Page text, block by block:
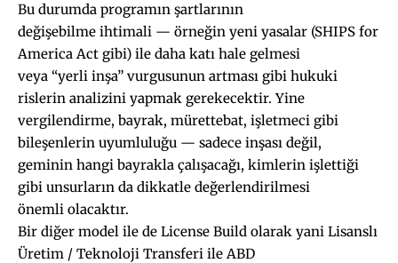
Bu durumda programın şartlarının
değişebilme ihtimali — örneğin yeni yasalar (SHIPS for
America Act gibi) ile daha katı hale gelmesi
veya “yerli inşa” vurgusunun artması gibi hukuki
rislerin analizini yapmak gerekecektir. Yine
vergilendirme, bayrak, mürettebat, işletmeci gibi
bileşenlerin uyumluluğu — sadece inşası değil,
geminin hangi bayrakla çalışacağı, kimlerin işlettiği
gibi unsurların da dikkatle değerlendirilmesi
önemli olacaktır.
Bir diğer model ile de License Build olarak yani Lisanslı
Üretim / Teknoloji Transferi ile ABD